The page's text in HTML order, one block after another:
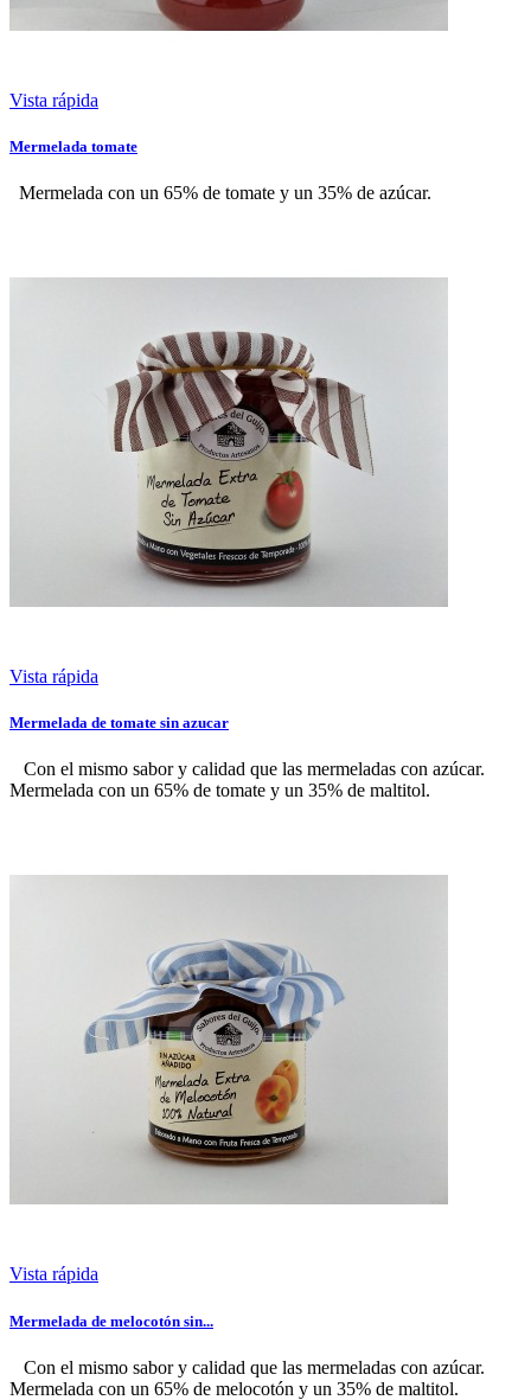
Vista rápida
Mermelada tomate
Mermelada con un 65% de tomate y un 35% de azúcar.
Vista rápida
Mermelada de tomate sin azucar
Con el mismo sabor y calidad que las mermeladas con azúcar.
Mermelada con un 65% de tomate y un 35% de maltitol.
Vista rápida
Mermelada de melocotón sin...
Con el mismo sabor y calidad que las mermeladas con azúcar.
Mermelada con un 65% de melocotón y un 35% de maltitol.